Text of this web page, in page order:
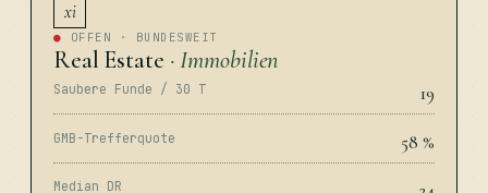
xi
● OFFEN · BUNDESWEIT
Real Estate · Immobilien
Saubere Funde / 30 T 19
GMB-Trefferquote 58 %
Median DR